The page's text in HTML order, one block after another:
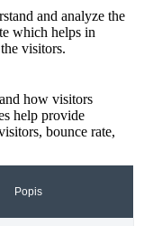
and analyze the
which helps in
visitors.
how visitors
help provide
bounce rate,
Popis